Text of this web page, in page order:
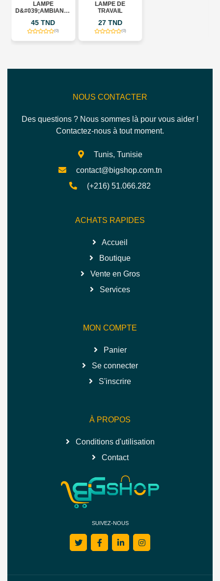
LAMPE
D&#039;AMBIANCE
LIGHT&QUOT; –
MÉDUSE RGB
45 TND
(0)
LAMPE DE
TRAVAIL
27 TND
(0)
NOUS CONTACTER
Des questions ? Nous sommes là pour vous aider !
Contactez-nous à tout moment.
Tunis, Tunisie
contact@bigshop.com.tn
(+216) 51.066.282
ACHATS RAPIDES
Accueil
Boutique
Vente en Gros
Services
MON COMPTE
Panier
Se connecter
S'inscrire
À PROPOS
Conditions d'utilisation
Contact
SUIVEZ-NOUS